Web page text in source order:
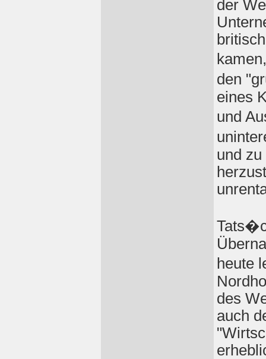
der
den
eines
und
und
heute
des
auch